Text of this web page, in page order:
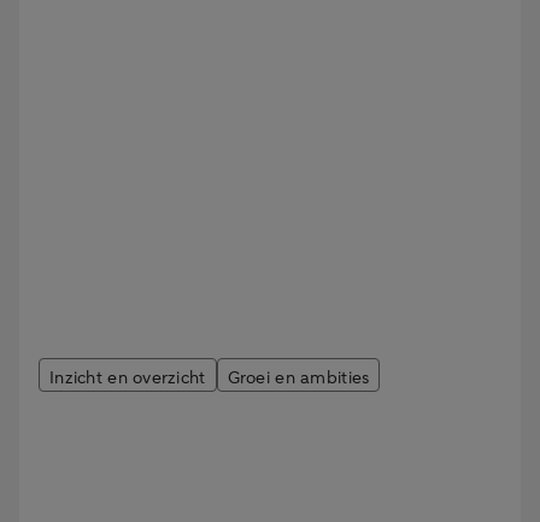
Inzicht en overzicht Groei en ambities